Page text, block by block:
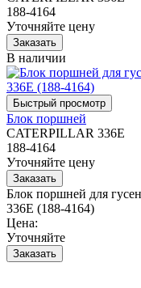
188-4164
Уточняйте цену
В наличии
Блок поршней
CATERPILLAR 336E
188-4164
Уточняйте цену
Блок поршней для
336E (188-4164)
Цена:
Уточняйте